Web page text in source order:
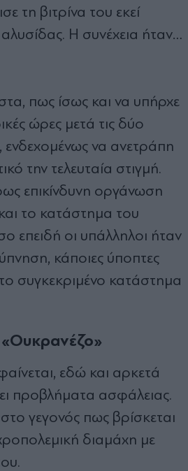
τη βιτρίνα του εκεί
Η συνέχεια ήταν…
πως ίσως και να υπήρχε
ώρες μετά τις δύο
ενδεχομένως να ανετράπη
την τελευταία στιγμή.
επικίνδυνη οργάνωση
το κατάστημα του
επειδή οι υπάλληλοι ήταν
κάποιες ύποπτες
συγκεκριμένο κατάστημα
εδώ και αρκετά
προβλήματα ασφάλειας.
γεγονός πως βρίσκεται
διαμάχη με